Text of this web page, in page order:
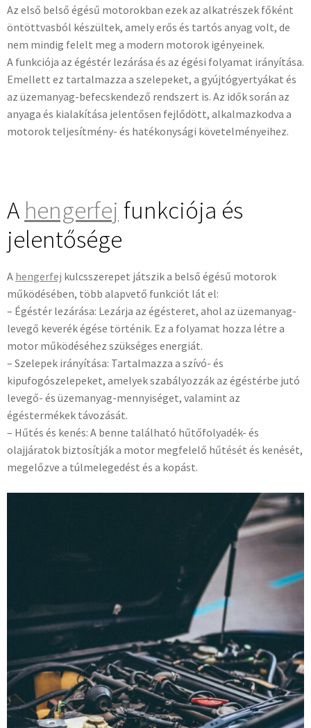
Az első belső égésű motorokban ezek az alkatrészek főként
öntöttvasból készültek, amely erős és tartós anyag volt, de
nem mindig felelt meg a modern motorok igényeinek.
A funkciója az égéstér lezárása és az égési folyamat irányítása.
Emellett ez tartalmazza a szelepeket, a gyújtógyertyákat és
az üzemanyag-befecskendező rendszert is. Az idők során az
anyaga és kialakítása jelentősen fejlődött, alkalmazkodva a
motorok teljesítmény- és hatékonysági követelményeihez.
A hengerfej funkciója és
jelentősége
A hengerfej kulcsszerepet játszik a belső égésű motorok
működésében, több alapvető funkciót lát el:
– Égéstér lezárása: Lezárja az égésteret, ahol az üzemanyag-
levegő keverék égése történik. Ez a folyamat hozza létre a
motor működéséhez szükséges energiát.
– Szelepek irányítása: Tartalmazza a szívó- és
kipufogószelepeket, amelyek szabályozzák az égéstérbe jutó
levegő- és üzemanyag-mennyiséget, valamint az
égéstermékek távozását.
– Hűtés és kenés: A benne található hűtőfolyadék- és
olajjáratok biztosítják a motor megfelelő hűtését és kenését,
megelőzve a túlmelegedést és a kopást.